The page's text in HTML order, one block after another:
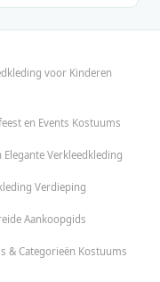
voor Kinderen
en Events Kostuums
Elegante Verkleedkleding
Verdieping
Aankoopgids
& Categorieën Kostuums